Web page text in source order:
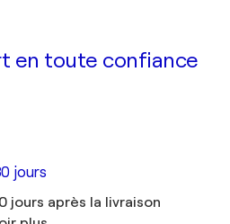
en toute confiance
jours
jours après la livraison